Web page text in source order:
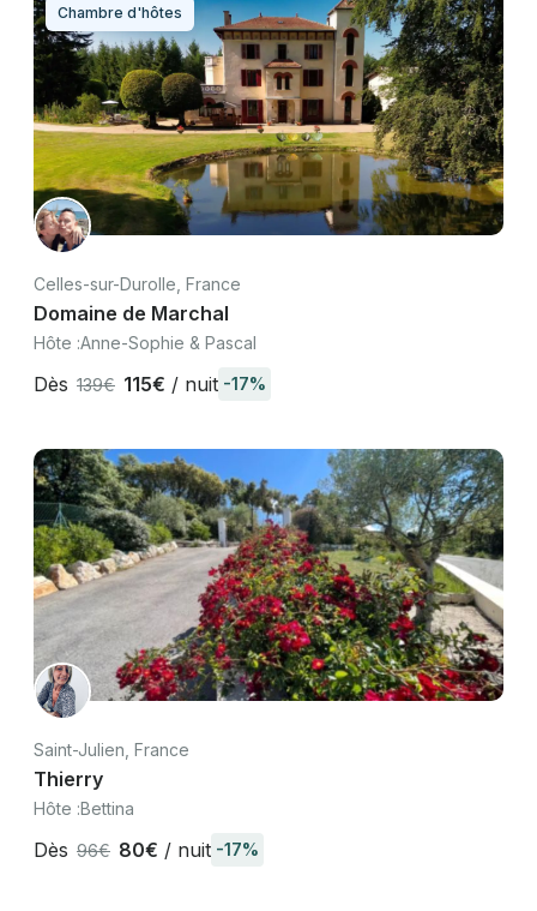
Chambre d'hôtes
Celles-sur-Durolle, France
Domaine de Marchal
Hôte :Anne-Sophie & Pascal
Dès 139€ 115€ / nuit -17%
Saint-Julien, France
Thierry
Hôte :Bettina
Dès 96€ 80€ / nuit -17%